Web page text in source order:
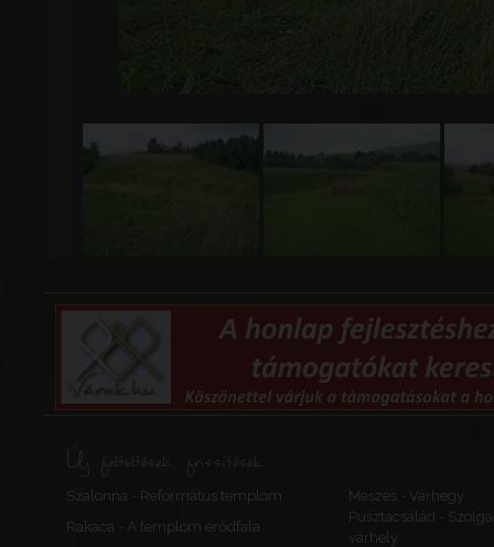
Új feltöltések, frissítések
Szalonna - Református templom
Meszes - Várhegy
Rakaca - A templom erődfala
Pusztacsalád -
várhely